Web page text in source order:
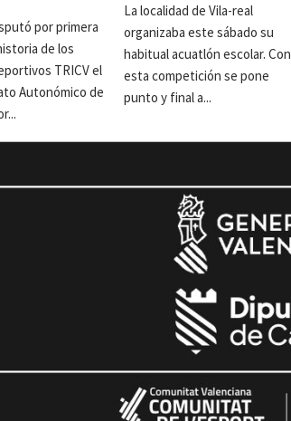
por primera
de los
TRICV el
Autonómico de
La localidad de Vila-real
organizaba este sábado su
habitual acuatlón escolar. Con
esta competición se pone
punto y final a...